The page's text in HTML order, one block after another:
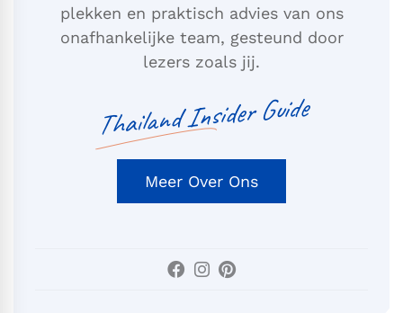
plekken en praktisch advies van ons
onafhankelijke team, gesteund door
lezers zoals jij.
Thailand Insider Guide
Meer Over Ons